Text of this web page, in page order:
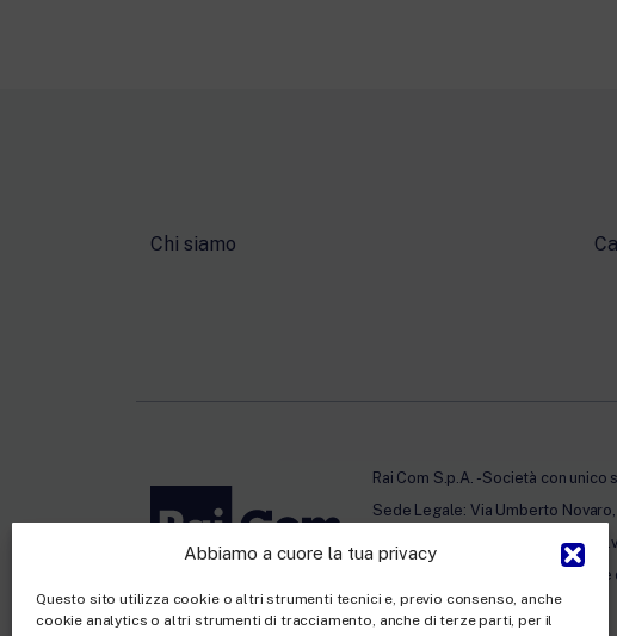
Abbiamo a cuore la tua privacy
Questo sito utilizza cookie o altri strumenti tecnici e, previo consenso, anche
cookie analytics o altri strumenti di tracciamento, anche di terze parti, per il
Chi siamo
Rai Com S.p.A. - Società con unico
Sede Legale: Via Umberto
Capitale sociale €10.320.000,00
Ufficio del Registro delle Imprese